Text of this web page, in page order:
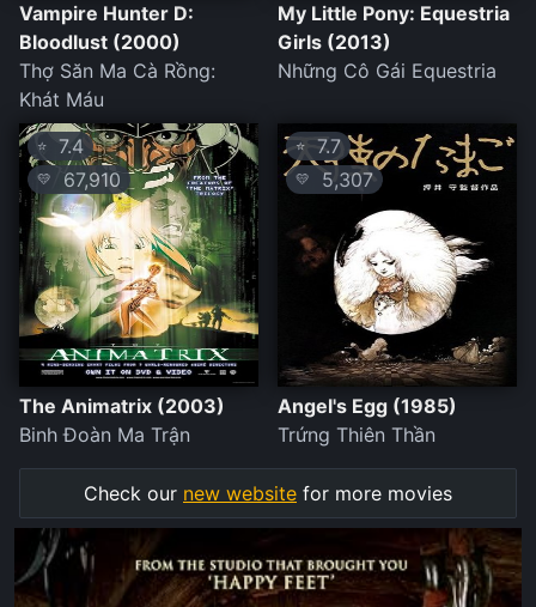
Vampire Hunter D:
Bloodlust (2000)
Thợ Săn Ma Cà Rồng:
Khát Máu
My Little Pony: Equestria
Girls (2013)
Những Cô Gái Equestria
⭐ 7.4
💛 67,910
The Animatrix (2003)
Binh Đoàn Ma Trận
⭐ 7.7
💛 5,307
Angel's Egg (1985)
Trứng Thiên Thần
Check our new website for more movies